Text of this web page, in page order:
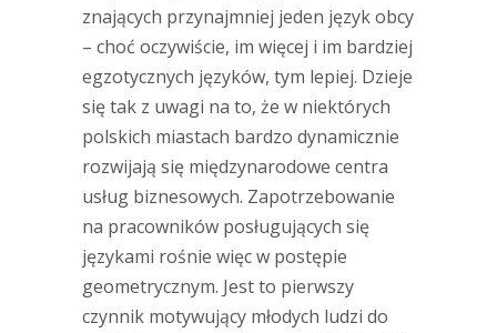
znających przynajmniej jeden język obcy
– choć oczywiście, im więcej i im bardziej
egzotycznych języków, tym lepiej. Dzieje
się tak z uwagi na to, że w niektórych
polskich miastach bardzo dynamicznie
rozwijają się międzynarodowe centra
usług biznesowych. Zapotrzebowanie
na pracowników posługujących się
językami rośnie więc w postępie
geometrycznym. Jest to pierwszy
czynnik motywujący młodych ludzi do